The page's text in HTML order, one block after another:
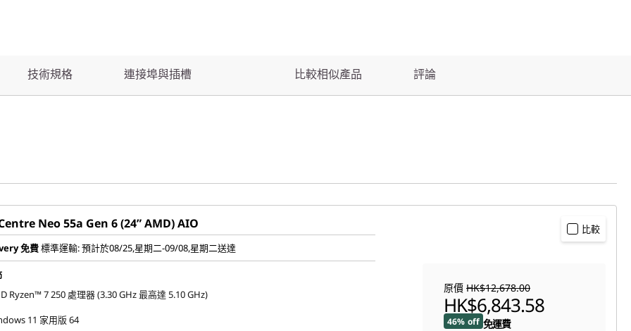
技術規格 連接埠與插槽 比較相似產品 評論
Neo 55a Gen 6 (24” AMD) AIO
免費標準運輸: 預計於08/25,星期二-09/08,星期二送達
Ryzen™ 7 250 處理器 (3.30 GHz 最高達 5.10 GHz)
11 家用版 64
比較
原價 HK$12,678.00
HK$6,843.58
46% off 免運費